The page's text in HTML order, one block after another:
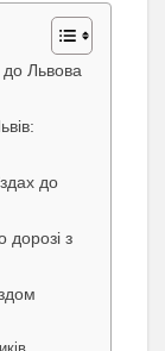
до Львова
до
з